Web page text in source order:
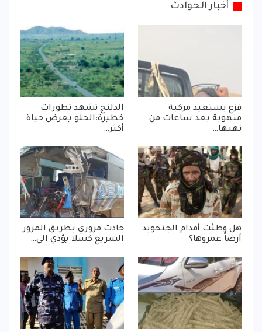
أخبار الحوادث
فزع يستعيد مركبة
منهوبة بعد ساعات من
نهبها…
الدلنج تشهد تطورات
خطيرة:الحلو يعرض حياة
أكثر…
هل وطئت أقدام الجنجويد
أرضاً عمروها؟
حادث مروري بطريق المرور
السريع كسلا يؤدي الي…